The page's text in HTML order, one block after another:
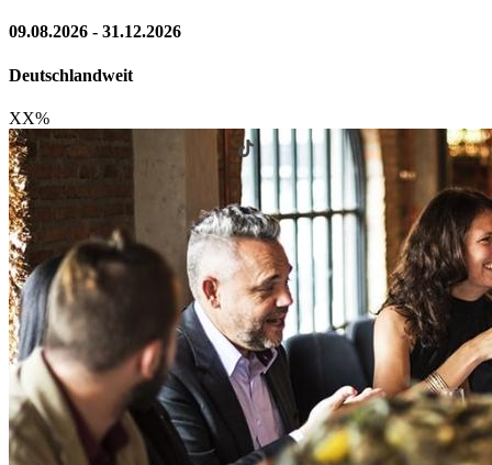
09.08.2026 - 31.12.2026
Deutschlandweit
XX%